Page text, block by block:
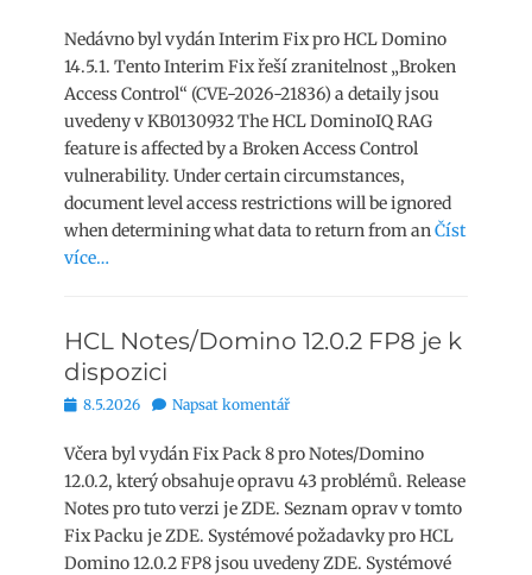
Nedávno byl vydán Interim Fix pro HCL Domino
14.5.1. Tento Interim Fix řeší zranitelnost „Broken
Access Control“ (CVE-2026-21836) a detaily jsou
uvedeny v KB0130932 The HCL DominoIQ RAG
feature is affected by a Broken Access Control
vulnerability. Under certain circumstances,
document level access restrictions will be ignored
when determining what data to return from anČíst
více…
HCL Notes/Domino 12.0.2 FP8 je k
dispozici
Publikováno
8.5.2026 Napsat komentář
Včera byl vydán Fix Pack 8 pro Notes/Domino
12.0.2, který obsahuje opravu 43 problémů. Release
Notes pro tuto verzi je ZDE. Seznam oprav v tomto
Fix Packu je ZDE. Systémové požadavky pro HCL
Domino 12.0.2 FP8 jsou uvedeny ZDE. Systémové